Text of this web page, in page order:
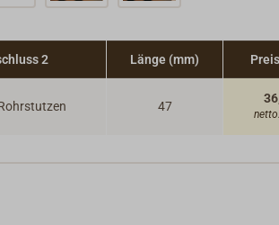
2 Länge (mm)
47